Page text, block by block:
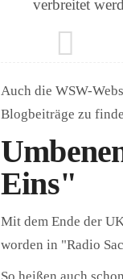
verbreitet
Auch die WSW-
Blogbeiträge zu
Eins"
Mit dem Ende der
worden in "Radio